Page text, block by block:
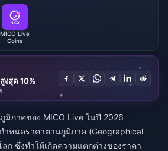
MICO Live
Coins
งสุด 10%
มิภาคของ MICO Live ในปี 2026
ำหนดราคาตามภูมิภาค (Geographical
ก ซึ่งทำให้เกิดความแตกต่างของราคา